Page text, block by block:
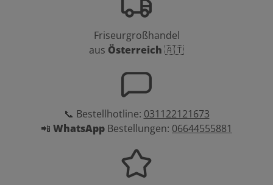
Friseurgroßhandel
aus Österreich 🇦🇹
📞 Bestellhotline: 031122121673
📲 WhatsApp Bestellungen: 06644555881